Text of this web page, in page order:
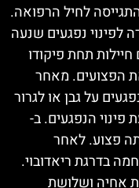
ב- 1924, אוקראינה. ב- 1941, התגייסה לחיל הרפואה.
לפינוי נפגעים שנעה
תחת פיקודו
הפצועים. מאחר
על גבן או לגרור
פינוי הנפגעים. ב-
פצוע. לאחר
בדרגת ריאדובוי.
אחיה ושלושת